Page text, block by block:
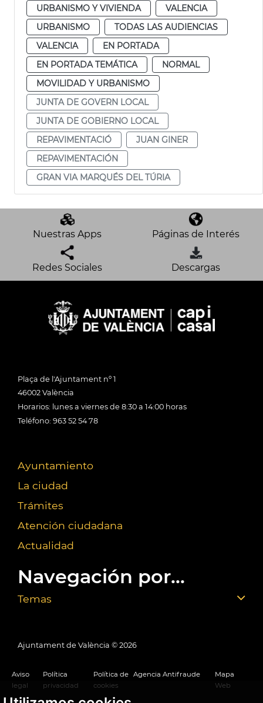
URBANISMO Y VIVIENDA
VALENCIA
URBANISMO
TODAS LAS AUDIENCIAS
VALENCIA
EN PORTADA
EN PORTADA TEMÁTICA
NORMAL
MOVILIDAD Y URBANISMO
JUNTA DE GOVERN LOCAL
JUNTA DE GOBIERNO LOCAL
REPAVIMENTACIÓ
JUAN GINER
REPAVIMENTACIÓN
GRAN VIA MARQUÉS DEL TÚRIA
Nuestras Apps Páginas de Interés
Redes Sociales Descargas
Plaça de l'Ajuntament nº 1
46002 València
Horarios: lunes a viernes de 8:30 a 14:00 horas
Teléfono: 963 52 54 78
Ayuntamiento
La ciudad
Trámites
Atención ciudadana
Actualidad
Navegación por...
Temas
Ajuntament de València © 2026
Aviso
legal
Política
privacidad
Política de
cookies
Agencia Antifraude
Mapa
Web